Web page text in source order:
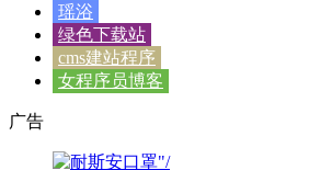
瑶浴
绿色下载站
cms建站程序
女程序员博客
广告